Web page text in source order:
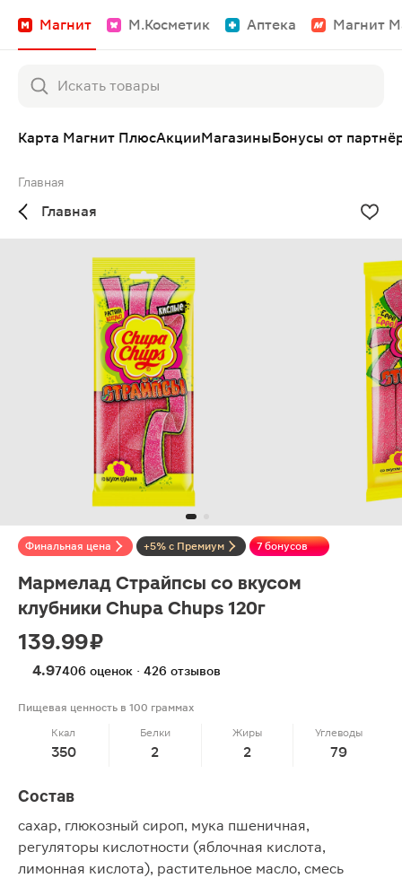
Магнит М.Косметик Аптека Магнит
Карта Магнит ПлюсАкцииМагазиныБонусы от
Главная
Главная
Финальная цена +5% с Премиум 7 бонусов
Мармелад Cтрайпсы со вкусом
клубники Chupa Chups 120г
139.99 ₽
4.97406 оценок · 426 отзывов
Пищевая ценность в 100 граммах
Ккал
350
Белки
2
Жиры
2
Углеводы
79
Состав
сахар, глюкозный сироп, мука пшеничная,
регуляторы кислотности (яблочная кислота,
лимонная кислота), растительное масло, смесь